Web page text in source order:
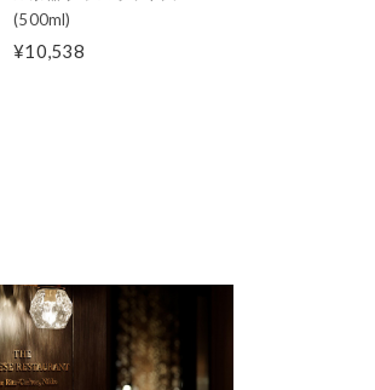
(500ml)
¥10,538